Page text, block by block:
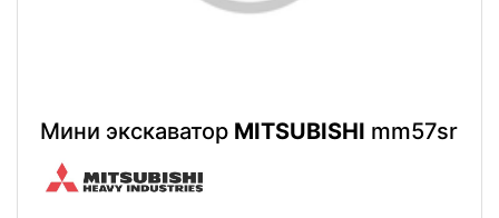
Мини экскаватор MITSUBISHI mm57sr